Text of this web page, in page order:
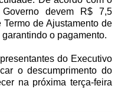
devem R$ 7,5
de Ajustamento de
o pagamento.
do Executivo
o descumprimento do
na próxima terça-feira